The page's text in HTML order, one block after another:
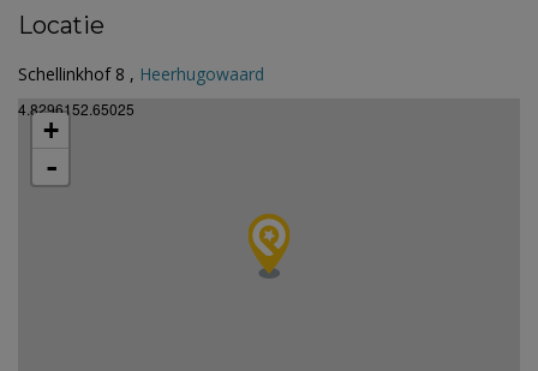
Locatie
Schellinkhof 8 , Heerhugowaard
4.8296152.65025
+
-